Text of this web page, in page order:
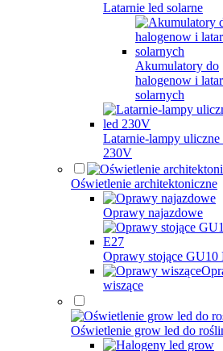
Latarnie led solarne
Akumulatory do
halogenow i
solarnych
Latarnie-lampy uliczne
230V
Oświetlenie architektoniczne
Oprawy najazdowe
Oprawy stojące GU10
wiszące
Oświetlenie grow led do